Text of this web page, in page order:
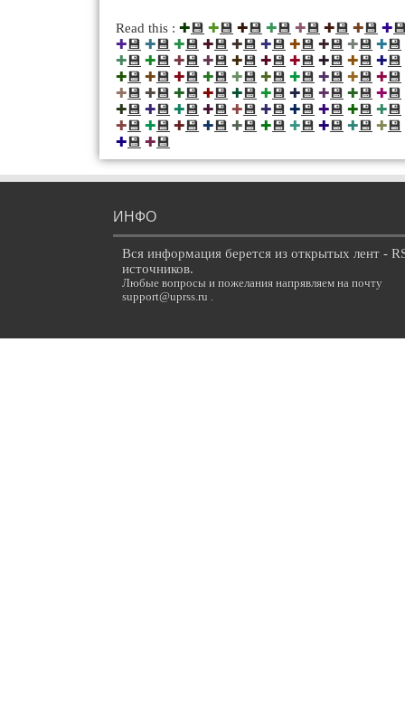
Read this : ✚💾 ✚💾 ✚💾 ✚💾 ✚💾 ✚💾 ✚💾 ✚
✚💾 ✚💾 ✚💾 ✚💾 ✚💾 ✚💾 ✚💾 ✚💾 ✚💾 ✚💾
✚💾 ✚💾 ✚💾 ✚💾 ✚💾 ✚💾 ✚💾 ✚💾 ✚💾 ✚💾
✚💾 ✚💾 ✚💾 ✚💾 ✚💾 ✚💾 ✚💾 ✚💾 ✚💾 ✚💾
✚💾 ✚💾 ✚💾 ✚💾 ✚💾 ✚💾 ✚💾 ✚💾 ✚💾 ✚💾
✚💾 ✚💾 ✚💾 ✚💾 ✚💾 ✚💾 ✚💾 ✚💾 ✚💾 ✚💾
✚💾 ✚💾 ✚💾 ✚💾 ✚💾 ✚💾 ✚💾 ✚💾 ✚💾 ✚💾
✚💾 ✚💾
ИНФО
Вся информация берется из открытых лент -
источников.
Любые вопросы и пожелания напрявляем на почту
support@uprss.ru .